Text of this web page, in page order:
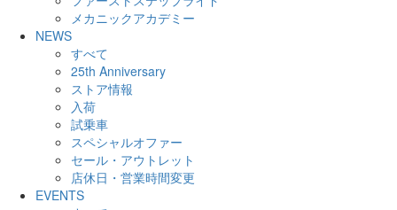
メカニックアカデミー
NEWS
すべて
25th Anniversary
ストア情報
入荷
試乗車
スペシャルオファー
セール・アウトレット
店休日・営業時間変更
EVENTS